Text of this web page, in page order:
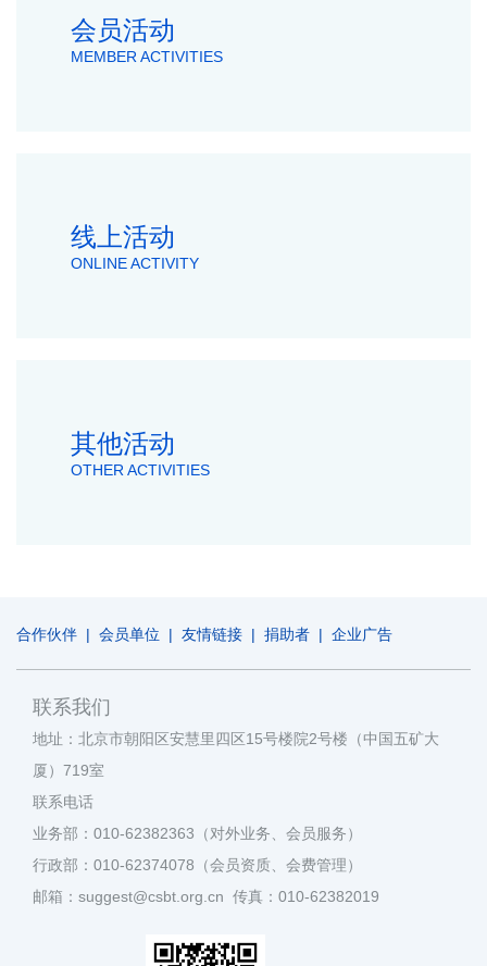
会员活动
MEMBER ACTIVITIES
线上活动
ONLINE ACTIVITY
其他活动
OTHER ACTIVITIES
合作伙伴 | 会员单位 | 友情链接 | 捐助者 | 企业广告
联系我们
地址：北京市朝阳区安慧里四区15号楼院2号楼（中国五矿大
厦）719室
联系电话
业务部：010-62382363（对外业务、会员服务）
行政部：010-62374078（会员资质、会费管理）
邮箱：suggest@csbt.org.cn 传真：010-62382019